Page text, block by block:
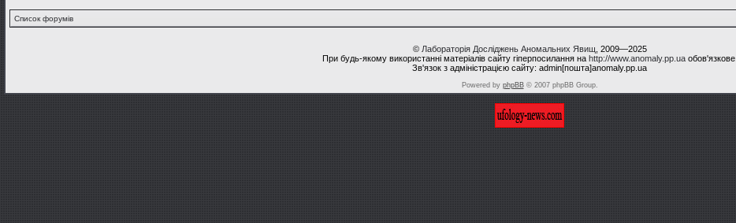
Список форумів
© Лабораторія Досліджень Аномальних Явищ , 2009—2025
При будь-якому використанні матеріалів сайту гіперпосилання на http://www.anomaly.pp.uaобов'язкове.
Зв'язок з адміністрацією сайту: admin[пошта]anomaly.pp.ua
Powered by phpBB© 2007 phpBB Group.